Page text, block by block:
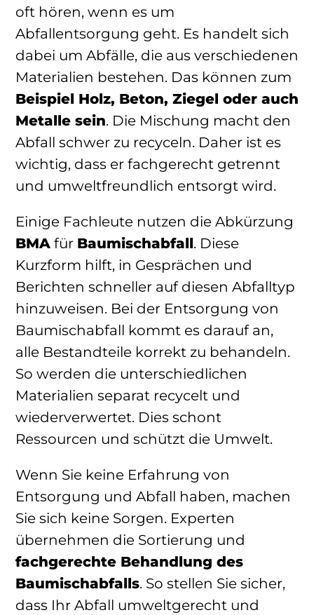
oft hören, wenn es um
Abfallentsorgung geht. Es handelt sich
dabei um Abfälle, die aus verschiedenen
Materialien bestehen. Das können zum
Beispiel Holz, Beton, Ziegel oder auch
Metalle sein. Die Mischung macht den
Abfall schwer zu recyceln. Daher ist es
wichtig, dass er fachgerecht getrennt
und umweltfreundlich entsorgt wird.
Einige Fachleute nutzen die Abkürzung
BMA für Baumischabfall. Diese
Kurzform hilft, in Gesprächen und
Berichten schneller auf diesen Abfalltyp
hinzuweisen. Bei der Entsorgung von
Baumischabfall kommt es darauf an,
alle Bestandteile korrekt zu behandeln.
So werden die unterschiedlichen
Materialien separat recycelt und
wiederverwertet. Dies schont
Ressourcen und schützt die Umwelt.
Wenn Sie keine Erfahrung von
Entsorgung und Abfall haben, machen
Sie sich keine Sorgen. Experten
übernehmen die Sortierung und
fachgerechte Behandlung des
Baumischabfalls. So stellen Sie sicher,
dass Ihr Abfall umweltgerecht und